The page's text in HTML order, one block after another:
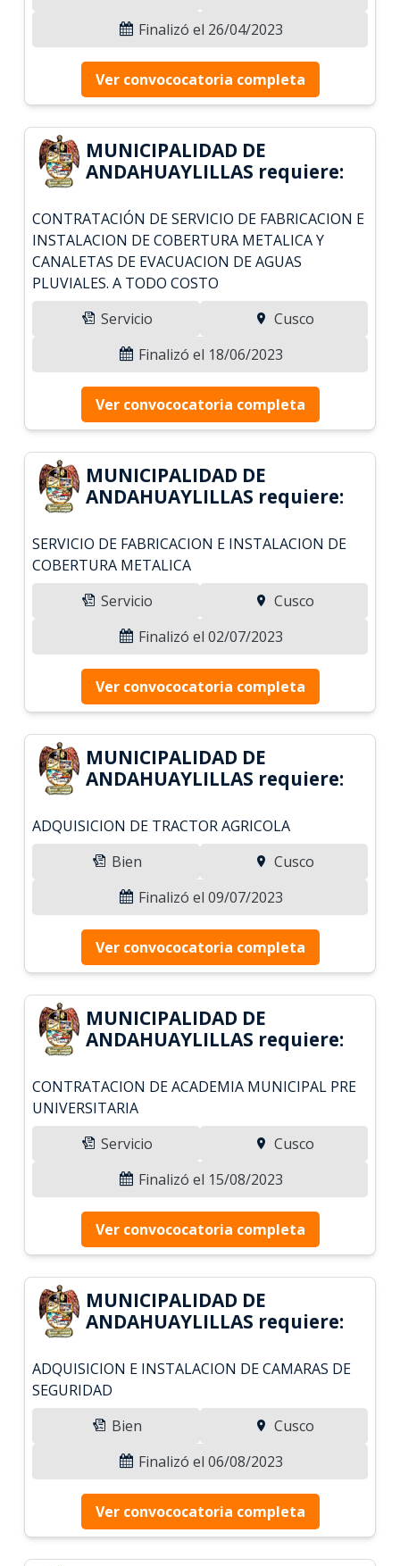
Finalizó el 26/04/2023
Ver convococatoria completa
MUNICIPALIDAD DE
ANDAHUAYLILLAS requiere:
CONTRATACIÓN DE SERVICIO DE FABRICACION E
INSTALACION DE COBERTURA METALICA Y
CANALETAS DE EVACUACION DE AGUAS
PLUVIALES. A TODO COSTO
Servicio
Cusco
Finalizó el 18/06/2023
Ver convococatoria completa
MUNICIPALIDAD DE
ANDAHUAYLILLAS requiere:
SERVICIO DE FABRICACION E INSTALACION DE
COBERTURA METALICA
Servicio
Cusco
Finalizó el 02/07/2023
Ver convococatoria completa
MUNICIPALIDAD DE
ANDAHUAYLILLAS requiere:
ADQUISICION DE TRACTOR AGRICOLA
Bien
Cusco
Finalizó el 09/07/2023
Ver convococatoria completa
MUNICIPALIDAD DE
ANDAHUAYLILLAS requiere:
CONTRATACION DE ACADEMIA MUNICIPAL PRE
UNIVERSITARIA
Servicio
Cusco
Finalizó el 15/08/2023
Ver convococatoria completa
MUNICIPALIDAD DE
ANDAHUAYLILLAS requiere:
ADQUISICION E INSTALACION DE CAMARAS DE
SEGURIDAD
Bien
Cusco
Finalizó el 06/08/2023
Ver convococatoria completa